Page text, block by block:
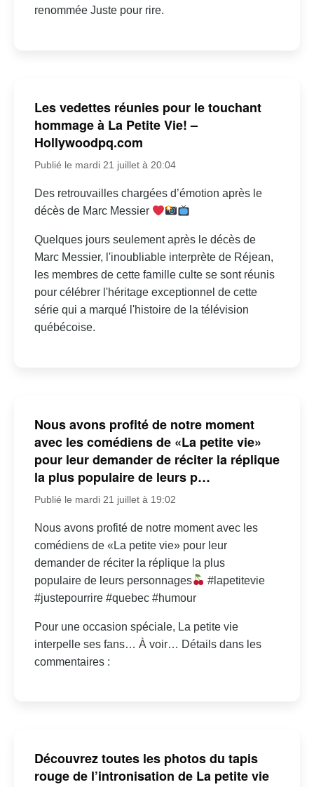
renommée Juste pour rire.
Les vedettes réunies pour le touchant
hommage à La Petite Vie! –
Hollywoodpq.com
Publié le mardi 21 juillet à 20:04
Des retrouvailles chargées d’émotion après le
décès de Marc Messier
Quelques jours seulement après le décès de
Marc Messier, l'inoubliable interprète de Réjean,
les membres de cette famille culte se sont réunis
pour célébrer l'héritage exceptionnel de cette
série qui a marqué l'histoire de la télévision
québécoise.
Nous avons profité de notre moment
avec les comédiens de «La petite vie»
pour leur demander de réciter la réplique
la plus populaire de leurs p…
Publié le mardi 21 juillet à 19:02
Nous avons profité de notre moment avec les
comédiens de «La petite vie» pour leur
demander de réciter la réplique la plus
populaire de leurs personnages
#lapetitevie
#justepourrire #quebec #humour
Pour une occasion spéciale, La petite vie
interpelle ses fans… À voir… Détails dans les
commentaires :
Découvrez toutes les photos du tapis
rouge de l’intronisation de La petite vie